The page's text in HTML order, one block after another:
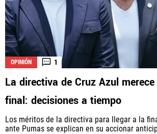
OPINIÓN 1
La directiva de Cruz Azul
final: decisiones a tiempo
Los méritos de la directiva para llegar a la
ante Pumas se explican en su accionar